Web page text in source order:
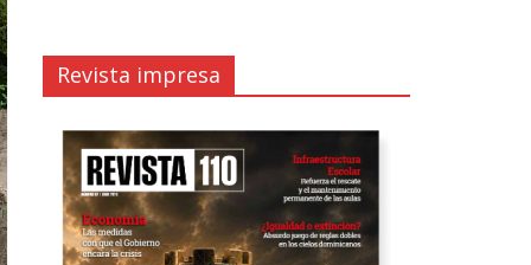
Revista impresa